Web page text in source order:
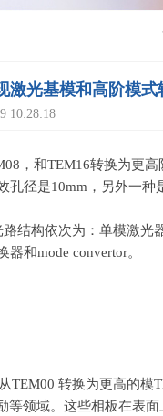
激光基模和高阶模式
10:28:18
，和TEM16转换为更高
孔径是10mm，另外一种
结构依次为：单模激光
和mode convertor。
TEM00 转换为更高的模
领域。这些相板在表